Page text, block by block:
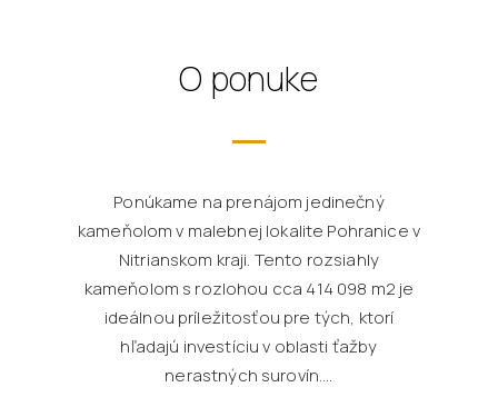
O ponuke
Ponúkame na prenájom jedinečný
kameňolom v malebnej lokalite Pohranice v
Nitrianskom kraji. Tento rozsiahly
kameňolom s rozlohou cca 414 098 m2 je
ideálnou príležitosťou pre tých, ktorí
hľadajú investíciu v oblasti ťažby
nerastných surovín....